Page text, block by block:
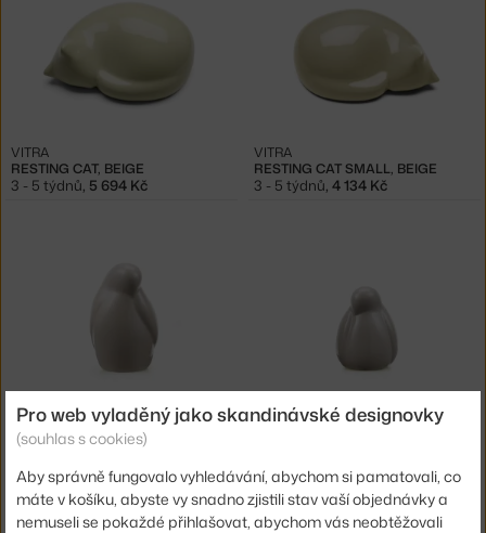
RESTING CAT, BEIGE
VITRA
3 - 5 týdnů, 5 694 Kč
RESTING CAT SMALL, BEIGE
VITRA
3 - 5 týdnů, 4 134 Kč
RESTING BIRD, SAND
VITRA
3 - 5 týdnů,2 574 Kč
RESTING BIRD SMALL, SAND
VITRA
Pro web vyladěný jako skandinávské designovky
(souhlas s cookies)
Aby správně fungovalo vyhledávání, abychom si pamatovali, co
máte v košíku, abyste vy snadno zjistili stav vaší objednávky a
nemuseli se pokaždé přihlašovat, abychom vás neobtěžovali